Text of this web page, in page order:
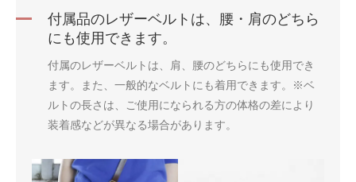
付属品のレザーベルトは、腰・肩のどちら
にも使用できます。
付属のレザーベルトは、肩、腰のどちらにも使用でき
ます。また、一般的なベルトにも着用できます。※ベ
ルトの長さは、ご使用になられる方の体格の差により
装着感などが異なる場合があります。